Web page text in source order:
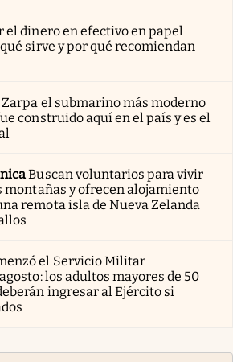
el dinero en efectivo en papel
sirve y por qué recomiendan
Zarpa el submarino más moderno
construido aquí en el país y es el
Buscan voluntarios para vivir
montañas y ofrecen alojamiento
remota isla de Nueva Zelanda
el Servicio Militar
los adultos mayores de 50
ingresar al Ejército si